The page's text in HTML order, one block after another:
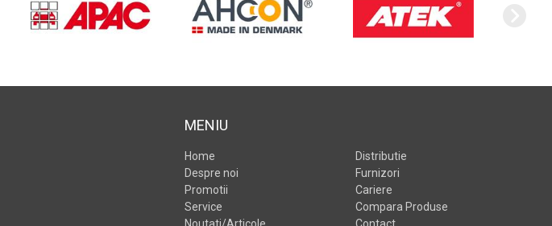
MENIU
Home
Despre noi
Promotii
Service
Distributie
Furnizori
Cariere
Compara Produse